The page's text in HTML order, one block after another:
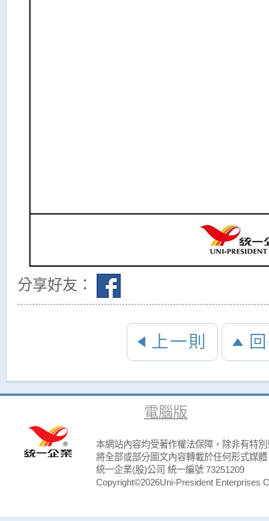
分享好友：
上一則
電腦版
本網站內容均受著作權法保障，除非有特
將全部或部分圖文內容轉載於任何形式媒體
統一企業(股)公司 統一編號 73251209
Copyright©2026Uni-President Enterprises